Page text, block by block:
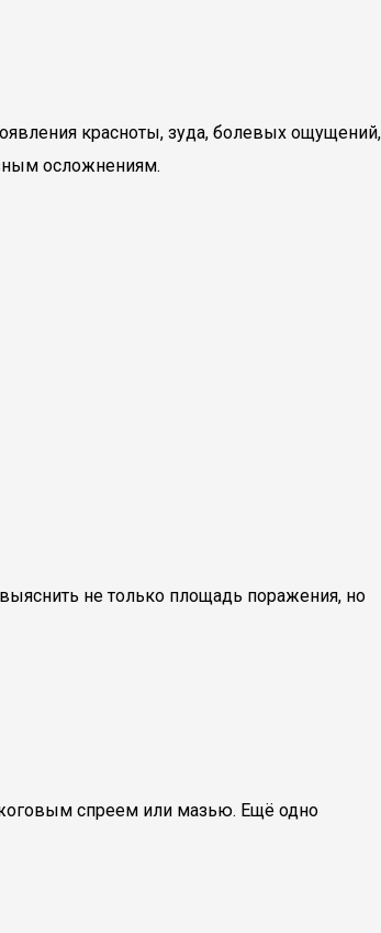
красноты, зуда, болевых ощущений,
осложнениям.
не только площадь поражения, но
спреем или мазью. Ещё одно